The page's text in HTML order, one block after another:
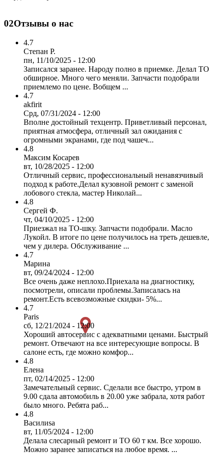
02Отзывы о нас
4.7
Степан Р.
пн, 11/10/2025 - 12:00
Записался заранее. Народу полно в приемке. Делал ТО
обширное. Много чего меняли. Запчасти подобрали
приемлемо по цене. Вобщем ...
4.7
akfirit
Срд, 07/31/2024 - 12:00
Вполне достойный техцентр. Приветливый персонал,
приятная атмосфера, отличный зал ожидания с
огромными экранами, где под чашеч...
4.8
Максим Косарев
вт, 10/28/2025 - 12:00
Отличный сервис, профессиональный ненавязчивый
подход к работе.Делал кузовной ремонт с заменой
лобового стекла, мастер Николай...
4.8
Сергей Ф.
чт, 04/10/2025 - 12:00
Приезжал на ТО-шку. Запчасти подобрали. Масло
Лукойл. В итоге по цене получилось на треть дешевле,
чем у дилера. Обслуживание ...
4.7
Марина
вт, 09/24/2024 - 12:00
Все очень даже неплохо.Приехала на диагностику,
посмотрели, описали проблемы.Записалась на
ремонт.Есть всевозможные скидки- 5%...
4.7
Paris
сб, 12/21/2024 - 12:00
Хороший автосервис с адекватными ценами. Быстрый
ремонт. Отвечают на все интересующие вопросы. В
салоне есть, где можно комфор...
4.8
Елена
пт, 02/14/2025 - 12:00
Замечательный сервис. Сделали все быстро, утром в
9.00 сдала автомобиль в 20.00 уже забрала, хотя работ
было много. Ребята раб...
4.8
Василиsa
вт, 11/05/2024 - 12:00
Делала слесарный ремонт и ТО 60 т км. Все хорошо.
Можно заранее записаться на любое время. ...